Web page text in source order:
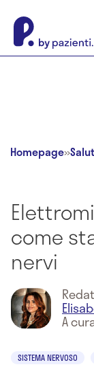
Homepage»
come
nervi
A
SISTEMA NERVOSO